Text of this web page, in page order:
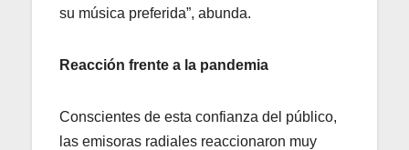
su música preferida”, abunda.
Reacción frente a la pandemia
Conscientes de esta confianza del público,
las emisoras radiales reaccionaron muy